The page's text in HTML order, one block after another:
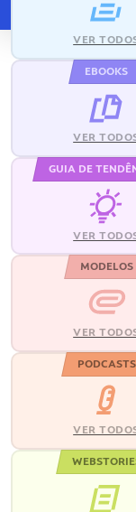
VER
EBOOKS
VER
GUIA DE
VER
MODELOS
VER
PODCASTS
VER